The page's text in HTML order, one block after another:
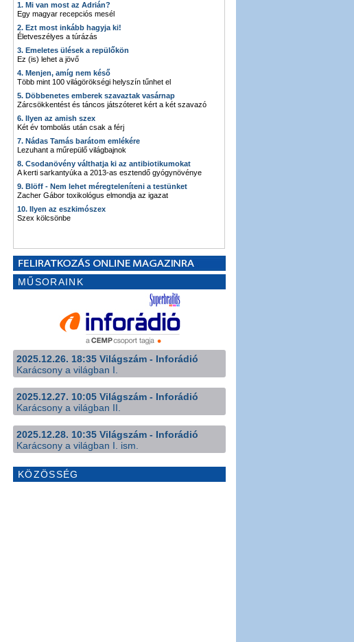
1. Mi van most az Adrián?
Egy magyar recepciós mesél
2. Ezt most inkább hagyja ki!
Életveszélyes a túrázás
3. Emeletes ülések a repülőkön
Ez (is) lehet a jövő
4. Menjen, amíg nem késő
Több mint 100 világörökségi helyszín tűnhet el
5. Döbbenetes emberek szavaztak vasárnap
Zárcsökkentést és táncos játszóteret kért a két szavazó
6. Ilyen az amish szex
Két év tombolás után csak a férj
7. Nádas Tamás barátom emlékére
Lezuhant a műrepülő világbajnok
8. Csodanövény válthatja ki az antibiotikumokat
A kerti sarkantyúka a 2013-as esztendő gyógynövénye
9. Blöff - Nem lehet méregteleníteni a testünket
Zacher Gábor toxikológus elmondja az igazat
10. Ilyen az eszkimószex
Szex kölcsönbe
MŰSORAINK
2025.12.26. 18:35 Világszám - Inforádió
Karácsony a világban I.
2025.12.27. 10:05 Világszám - Inforádió
Karácsony a világban II.
2025.12.28. 10:35 Világszám - Inforádió
Karácsony a világban I. ism.
KÖZÖSSÉG